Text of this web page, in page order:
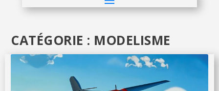
CATÉGORIE : MODELISME